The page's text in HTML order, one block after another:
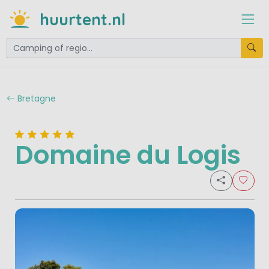
huurtent.nl
Bretagne
Domaine du Logis